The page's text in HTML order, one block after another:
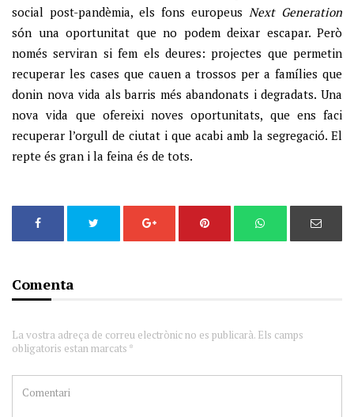
social post-pandèmia, els fons europeus Next Generation
són una oportunitat que no podem deixar escapar. Però
només serviran si fem els deures: projectes que permetin
recuperar les cases que cauen a trossos per a famílies que
donin nova vida als barris més abandonats i degradats. Una
nova vida que ofereixi noves oportunitats, que ens faci
recuperar l’orgull de ciutat i que acabi amb la segregació. El
repte és gran i la feina és de tots.
Comenta
La vostra adreça de correu electrònic no es publicarà. Els camps
obligatoris estan marcats *